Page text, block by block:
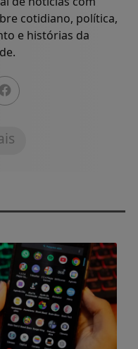
cotidiano, política,
e histórias da